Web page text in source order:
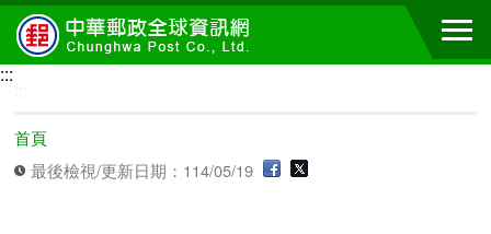
跳到主要內容區塊
:::
首頁
最後檢視/更新日期：114/05/19